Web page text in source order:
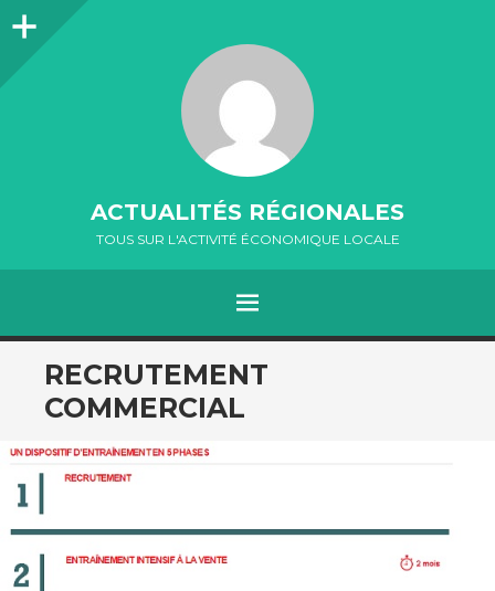
Colonne
ACTUALITÉS RÉGIONALES
TOUS SUR L'ACTIVITÉ ÉCONOMIQUE LOCALE
MENU
ALLER
AU
CONTENU
RECRUTEMENT
COMMERCIAL